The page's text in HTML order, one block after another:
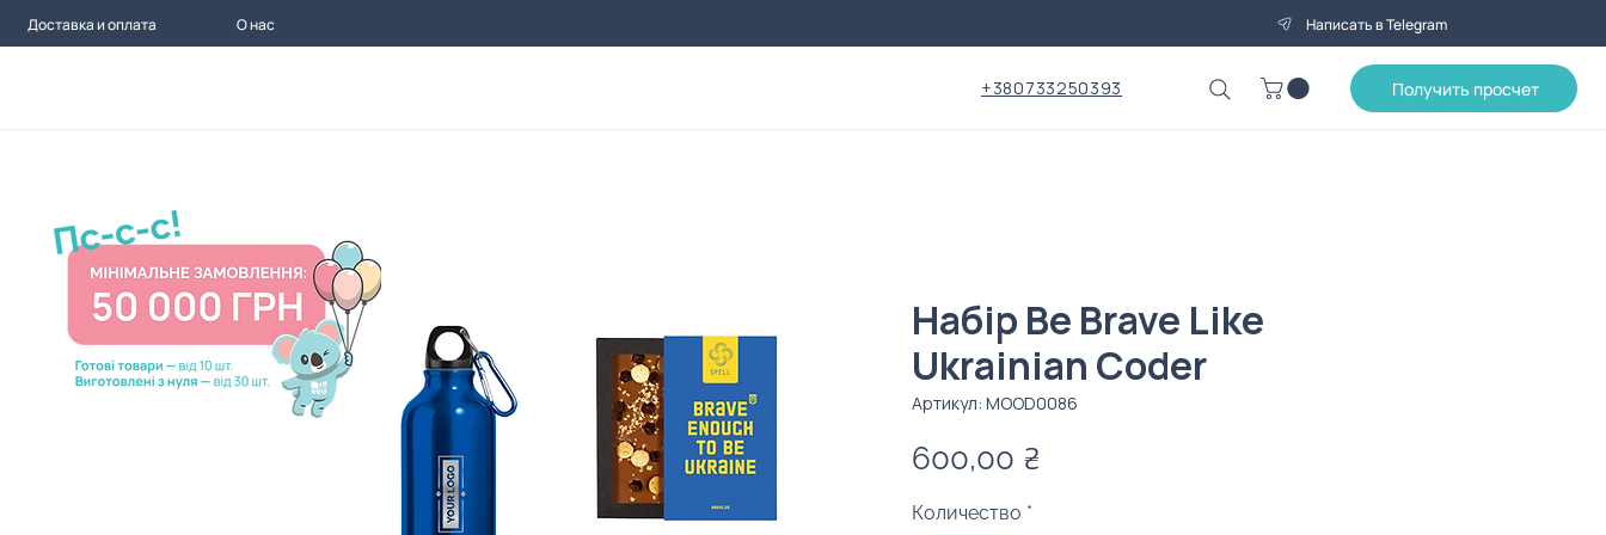
Доставка и оплата О нас Написать в Telegram
+380733250393 Получить просчет
Набір Be Brave Like
Ukrainian Coder
Артикул: MOOD0086
600,00 ₴
Количество *